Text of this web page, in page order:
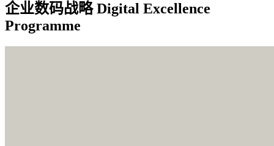
企业数码战略 Digital Excellence
Programme